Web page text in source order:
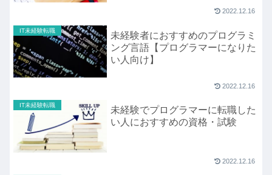
2022.12.16
IT未経験転職
未経験者におすすめのプログラミ
ング言語【プログラマーになりた
い人向け】
2022.12.16
IT未経験転職
未経験でプログラマーに転職した
い人におすすめの資格・試験
2022.12.16